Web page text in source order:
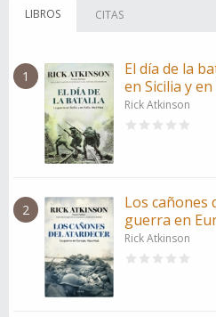
LIBROS CITAS
1
El día de la
en Sicilia y
Rick Atkinson
2
Los cañones
guerra en
Rick Atkinson